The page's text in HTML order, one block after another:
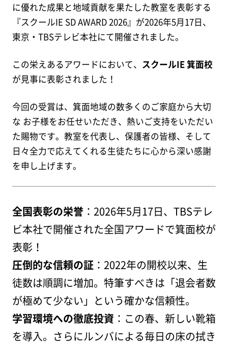
に優れた成果と地域貢献を果たした教室を表彰する
『スクールIE SD AWARD 2026』が2026年5月17日、
東京・TBSテレビ本社にて開催されました。
この栄えあるアワードにおいて、 スクールIE 箕面校
が見事に表彰されました！
今回の受賞は、箕面地域の数多くのご家庭から大切
な お子様をお任せいただき、熱いご支持をいただい
た賜物です。教室を代表し、保護者の皆様、そして
日々全力で応えてくれる生徒たちに心から深い感謝
を申し上げます。
全国表彰の栄誉：2026年5月17日、TBSテレ
ビ本社で開催された全国アワードで箕面校が
表彰！
圧倒的な信頼の証：2022年の開校以来、生
徒数は順調に増加。特筆すべきは「退会者数
が極めて少ない」という確かな信頼性。
学習環境への徹底投資 ：この春、新しい靴箱
を導入。さらにルンバによる毎日の床の拭き